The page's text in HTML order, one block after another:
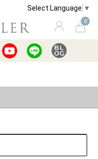
Select Language ▼
0
イド 買取